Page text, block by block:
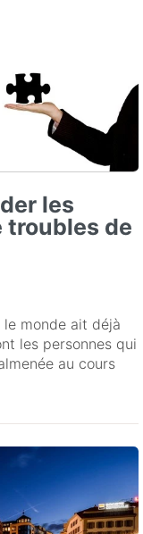
les
troubles de
monde ait déjà
les personnes qui
au cours